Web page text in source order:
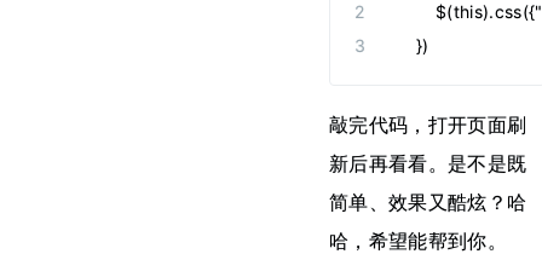
    })
敲完代码，打开页面刷
新后再看看。是不是既
简单、效果又酷炫？哈
哈，希望能帮到你。